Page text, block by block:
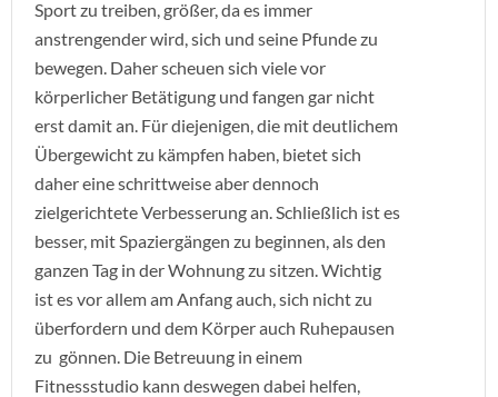
Sport zu treiben, größer, da es immer
anstrengender wird, sich und seine Pfunde zu
bewegen. Daher scheuen sich viele vor
körperlicher Betätigung und fangen gar nicht
erst damit an. Für diejenigen, die mit deutlichem
Übergewicht zu kämpfen haben, bietet sich
daher eine schrittweise aber dennoch
zielgerichtete Verbesserung an. Schließlich ist es
besser, mit Spaziergängen zu beginnen, als den
ganzen Tag in der Wohnung zu sitzen. Wichtig
ist es vor allem am Anfang auch, sich nicht zu
überfordern und dem Körper auch Ruhepausen
zu gönnen. Die Betreuung in einem
Fitnessstudio kann deswegen dabei helfen,